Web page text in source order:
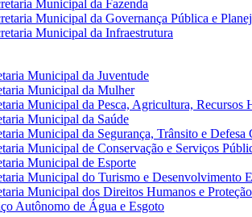
Municipal da Fazenda
Municipal da Governança Pública e
Municipal da Infraestrutura
Municipal da Juventude
Municipal da Mulher
Municipal da Pesca, Agricultura, Recursos
Municipal da Saúde
Municipal da Segurança, Trânsito e Defesa
Municipal de Conservação e Serviços
Municipal de Esporte
Municipal do Turismo e Desenvolvimento
Municipal dos Direitos Humanos e
Autônomo de Água e Esgoto